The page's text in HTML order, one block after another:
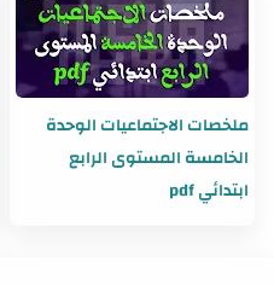
ملخصات الاجتماعيات الوحدة
الخامسة المستوى الرابع
ابتدائي pdf